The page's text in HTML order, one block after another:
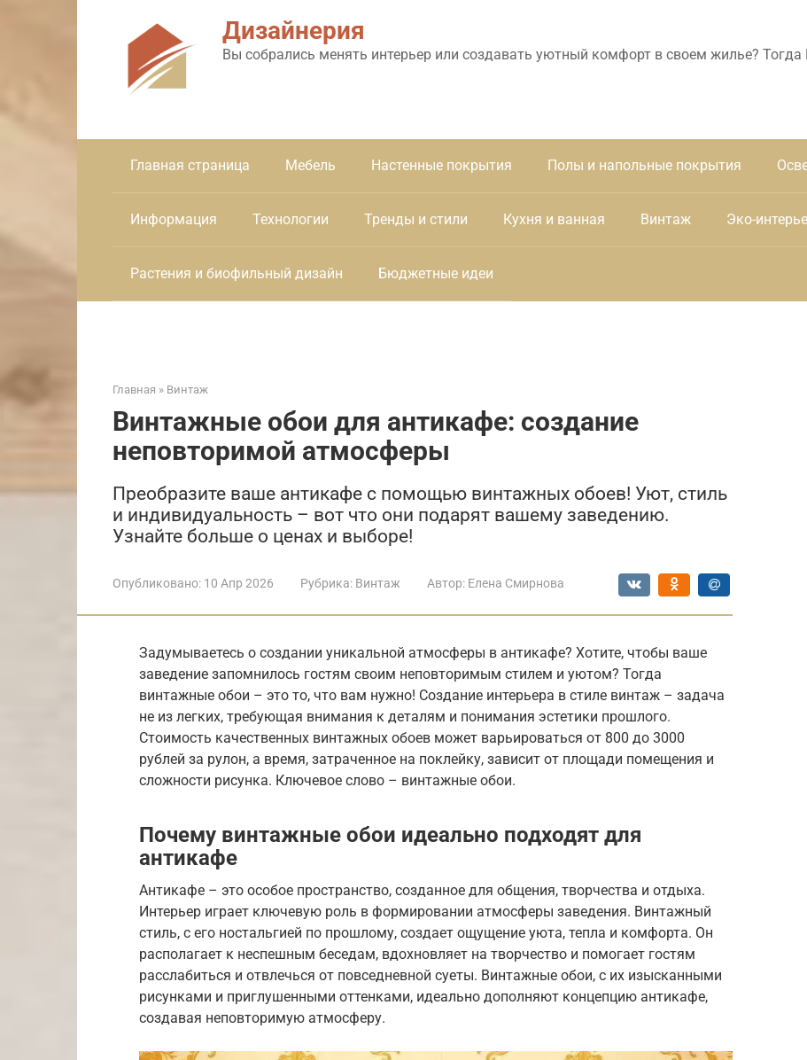
Дизайнерия
Вы собрались менять интерьер или создавать уютный комфорт в своем жилье?
Главная страница Мебель Настенные покрытия Полы и напольные покрытия
Информация Технологии Тренды и стили Кухня и ванная Винтаж Эко-
Растения и биофильный дизайн Бюджетные идеи
Главная » Винтаж
Винтажные обои для антикафе: создание
неповторимой атмосферы
Преобразите ваше антикафе с помощью винтажных обоев! Уют, стиль
и индивидуальность – вот что они подарят вашему заведению.
Узнайте больше о ценах и выборе!
Опубликовано: 10 Апр 2026 Рубрика: Винтаж Автор: Елена Смирнова
Задумываетесь о создании уникальной атмосферы в антикафе? Хотите, чтобы ваше
заведение запомнилось гостям своим неповторимым стилем и уютом? Тогда
винтажные обои – это то, что вам нужно! Создание интерьера в стиле винтаж – задача
не из легких, требующая внимания к деталям и понимания эстетики прошлого.
Стоимость качественных винтажных обоев может варьироваться от 800 до 3000
рублей за рулон, а время, затраченное на поклейку, зависит от площади помещения и
сложности рисунка. Ключевое слово – винтажные обои.
Почему винтажные обои идеально подходят для
антикафе
Антикафе – это особое пространство, созданное для общения, творчества и отдыха.
Интерьер играет ключевую роль в формировании атмосферы заведения. Винтажный
стиль, с его ностальгией по прошлому, создает ощущение уюта, тепла и комфорта. Он
располагает к неспешным беседам, вдохновляет на творчество и помогает гостям
расслабиться и отвлечься от повседневной суеты. Винтажные обои, с их изысканными
рисунками и приглушенными оттенками, идеально дополняют концепцию антикафе,
создавая неповторимую атмосферу.